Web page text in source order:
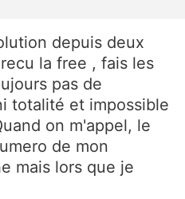
depuis deux
la free , fais les
pas de
totalité et impossible
on m'appel, le
de mon
mais lors que je